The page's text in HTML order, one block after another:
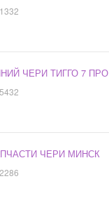
ЧЕРИ ТИГГО 7 ПРО
ЧЕРИ МИНСК